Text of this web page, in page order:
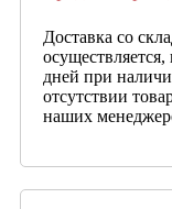
Доставка со
дней при
отсутствии
наших